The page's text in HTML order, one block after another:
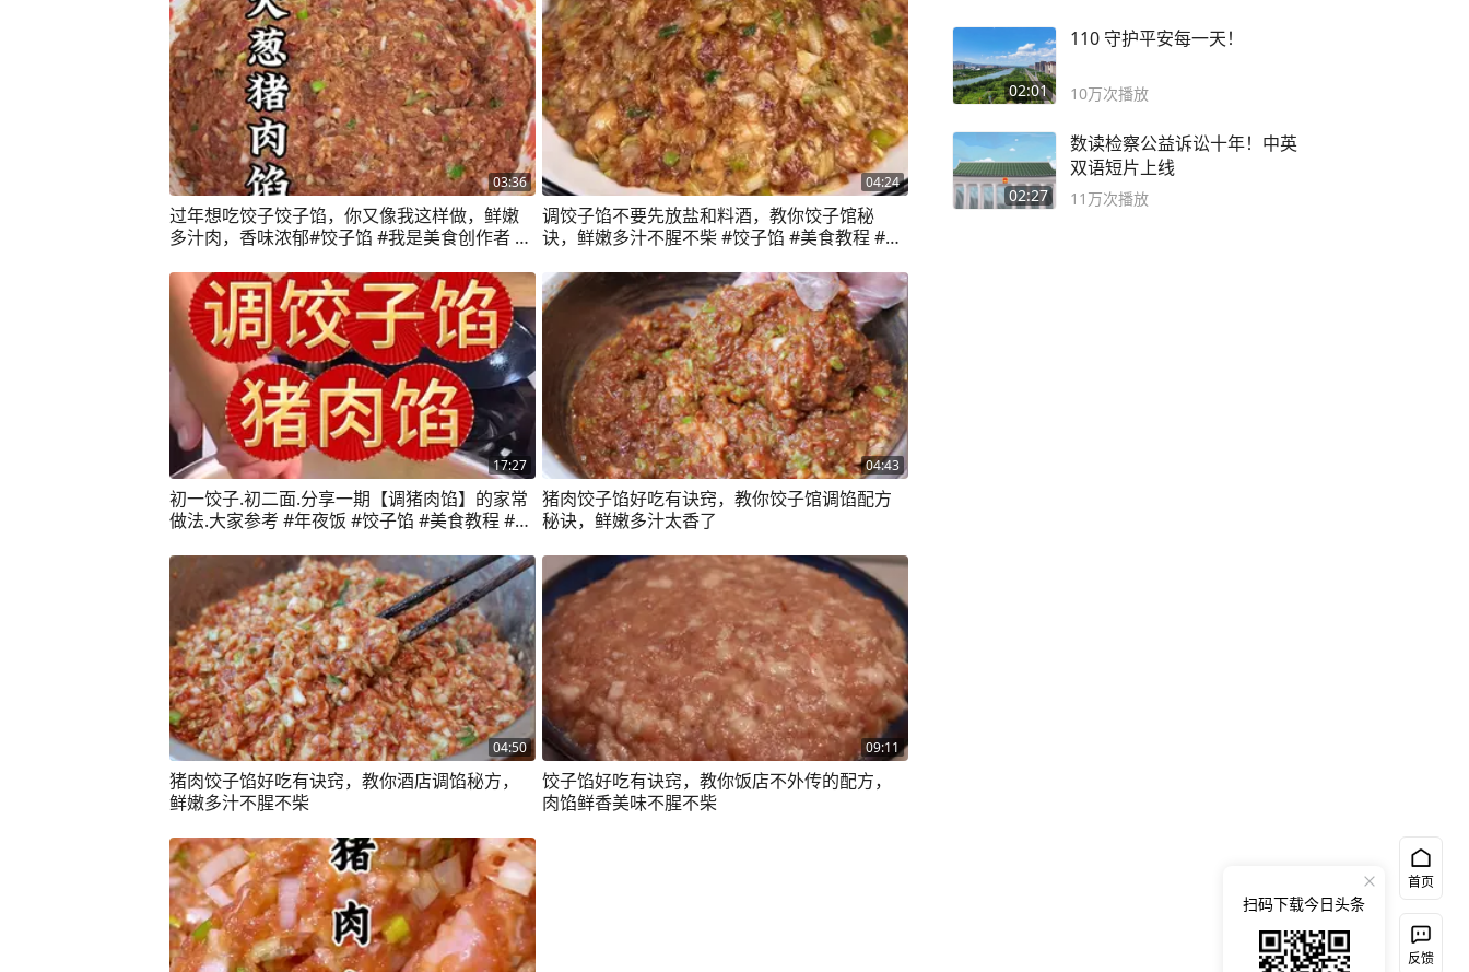
03:36
过年想吃饺子饺子馅，你又像我这样做，鲜嫩
多汁肉，香味浓郁#饺子馅 #我是美食创作者 #
04:24
调饺子馅不要先放盐和料酒，教你饺子馆秘
诀，鲜嫩多汁不腥不柴 #饺子馅 #美食教程 #包
17:27
初一饺子.初二面.分享一期【调猪肉馅】的家常
做法.大家参考 #年夜饭 #饺子馅 #美食教程 #抖
04:43
猪肉饺子馅好吃有诀窍，教你饺子馆调馅配方
秘诀，鲜嫩多汁太香了
04:50
猪肉饺子馅好吃有诀窍，教你酒店调馅秘方，
鲜嫩多汁不腥不柴
09:11
饺子馅好吃有诀窍，教你饭店不外传的配方，
肉馅鲜香美味不腥不柴
02:01
110 守护平安每一天！
10万次播放
02:27
数读检察公益诉讼十年！中英
双语短片上线
11万次播放
首页
反馈
扫码下载今日头条